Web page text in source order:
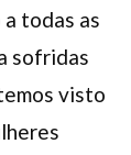
todas as
sofridas
visto